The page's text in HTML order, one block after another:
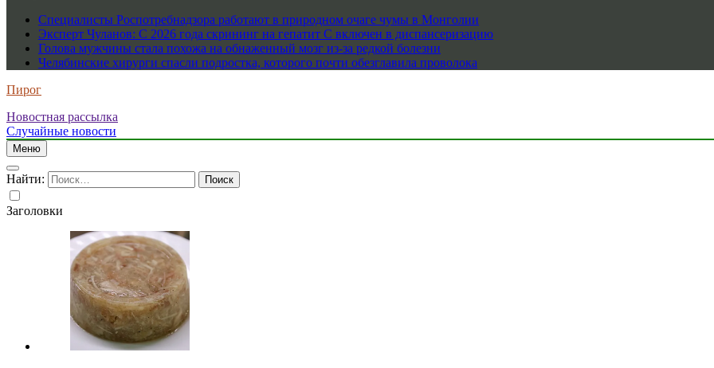
Специалисты Роспотребнадзора работают в природном очаге чумы в Монголии
Эксперт Чуланов: С 2026 года скрининг на гепатит С включен в диспансеризацию
Голова мужчины стала похожа на обнаженный мозг из-за редкой болезни
Челябинские хирурги спасли подростка, которого почти обезглавила проволока
Пирог
Новостная рассылка
Случайные новости
Меню
Найти:
Заголовки